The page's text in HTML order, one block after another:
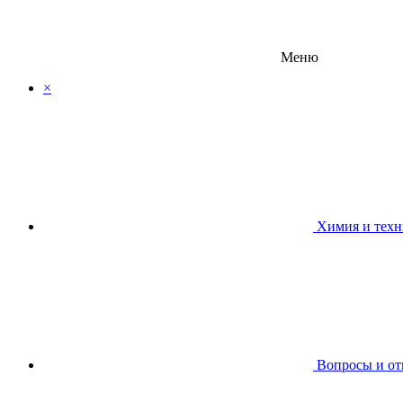
Меню
×
Химия и
Вопросы и